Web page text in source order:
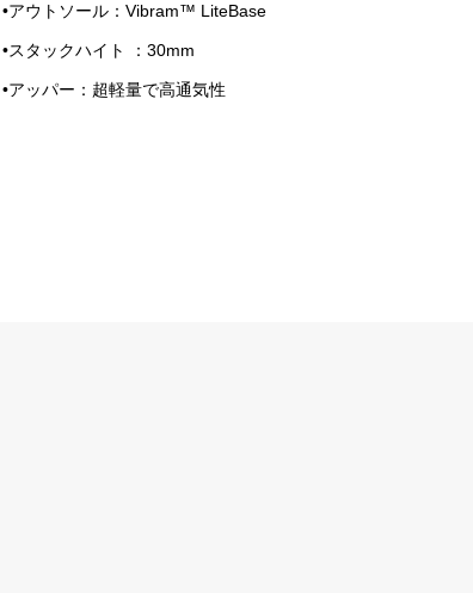
•アウトソール：Vibram™ LiteBase
•スタックハイト ：30mm
•アッパー：超軽量で高通気性